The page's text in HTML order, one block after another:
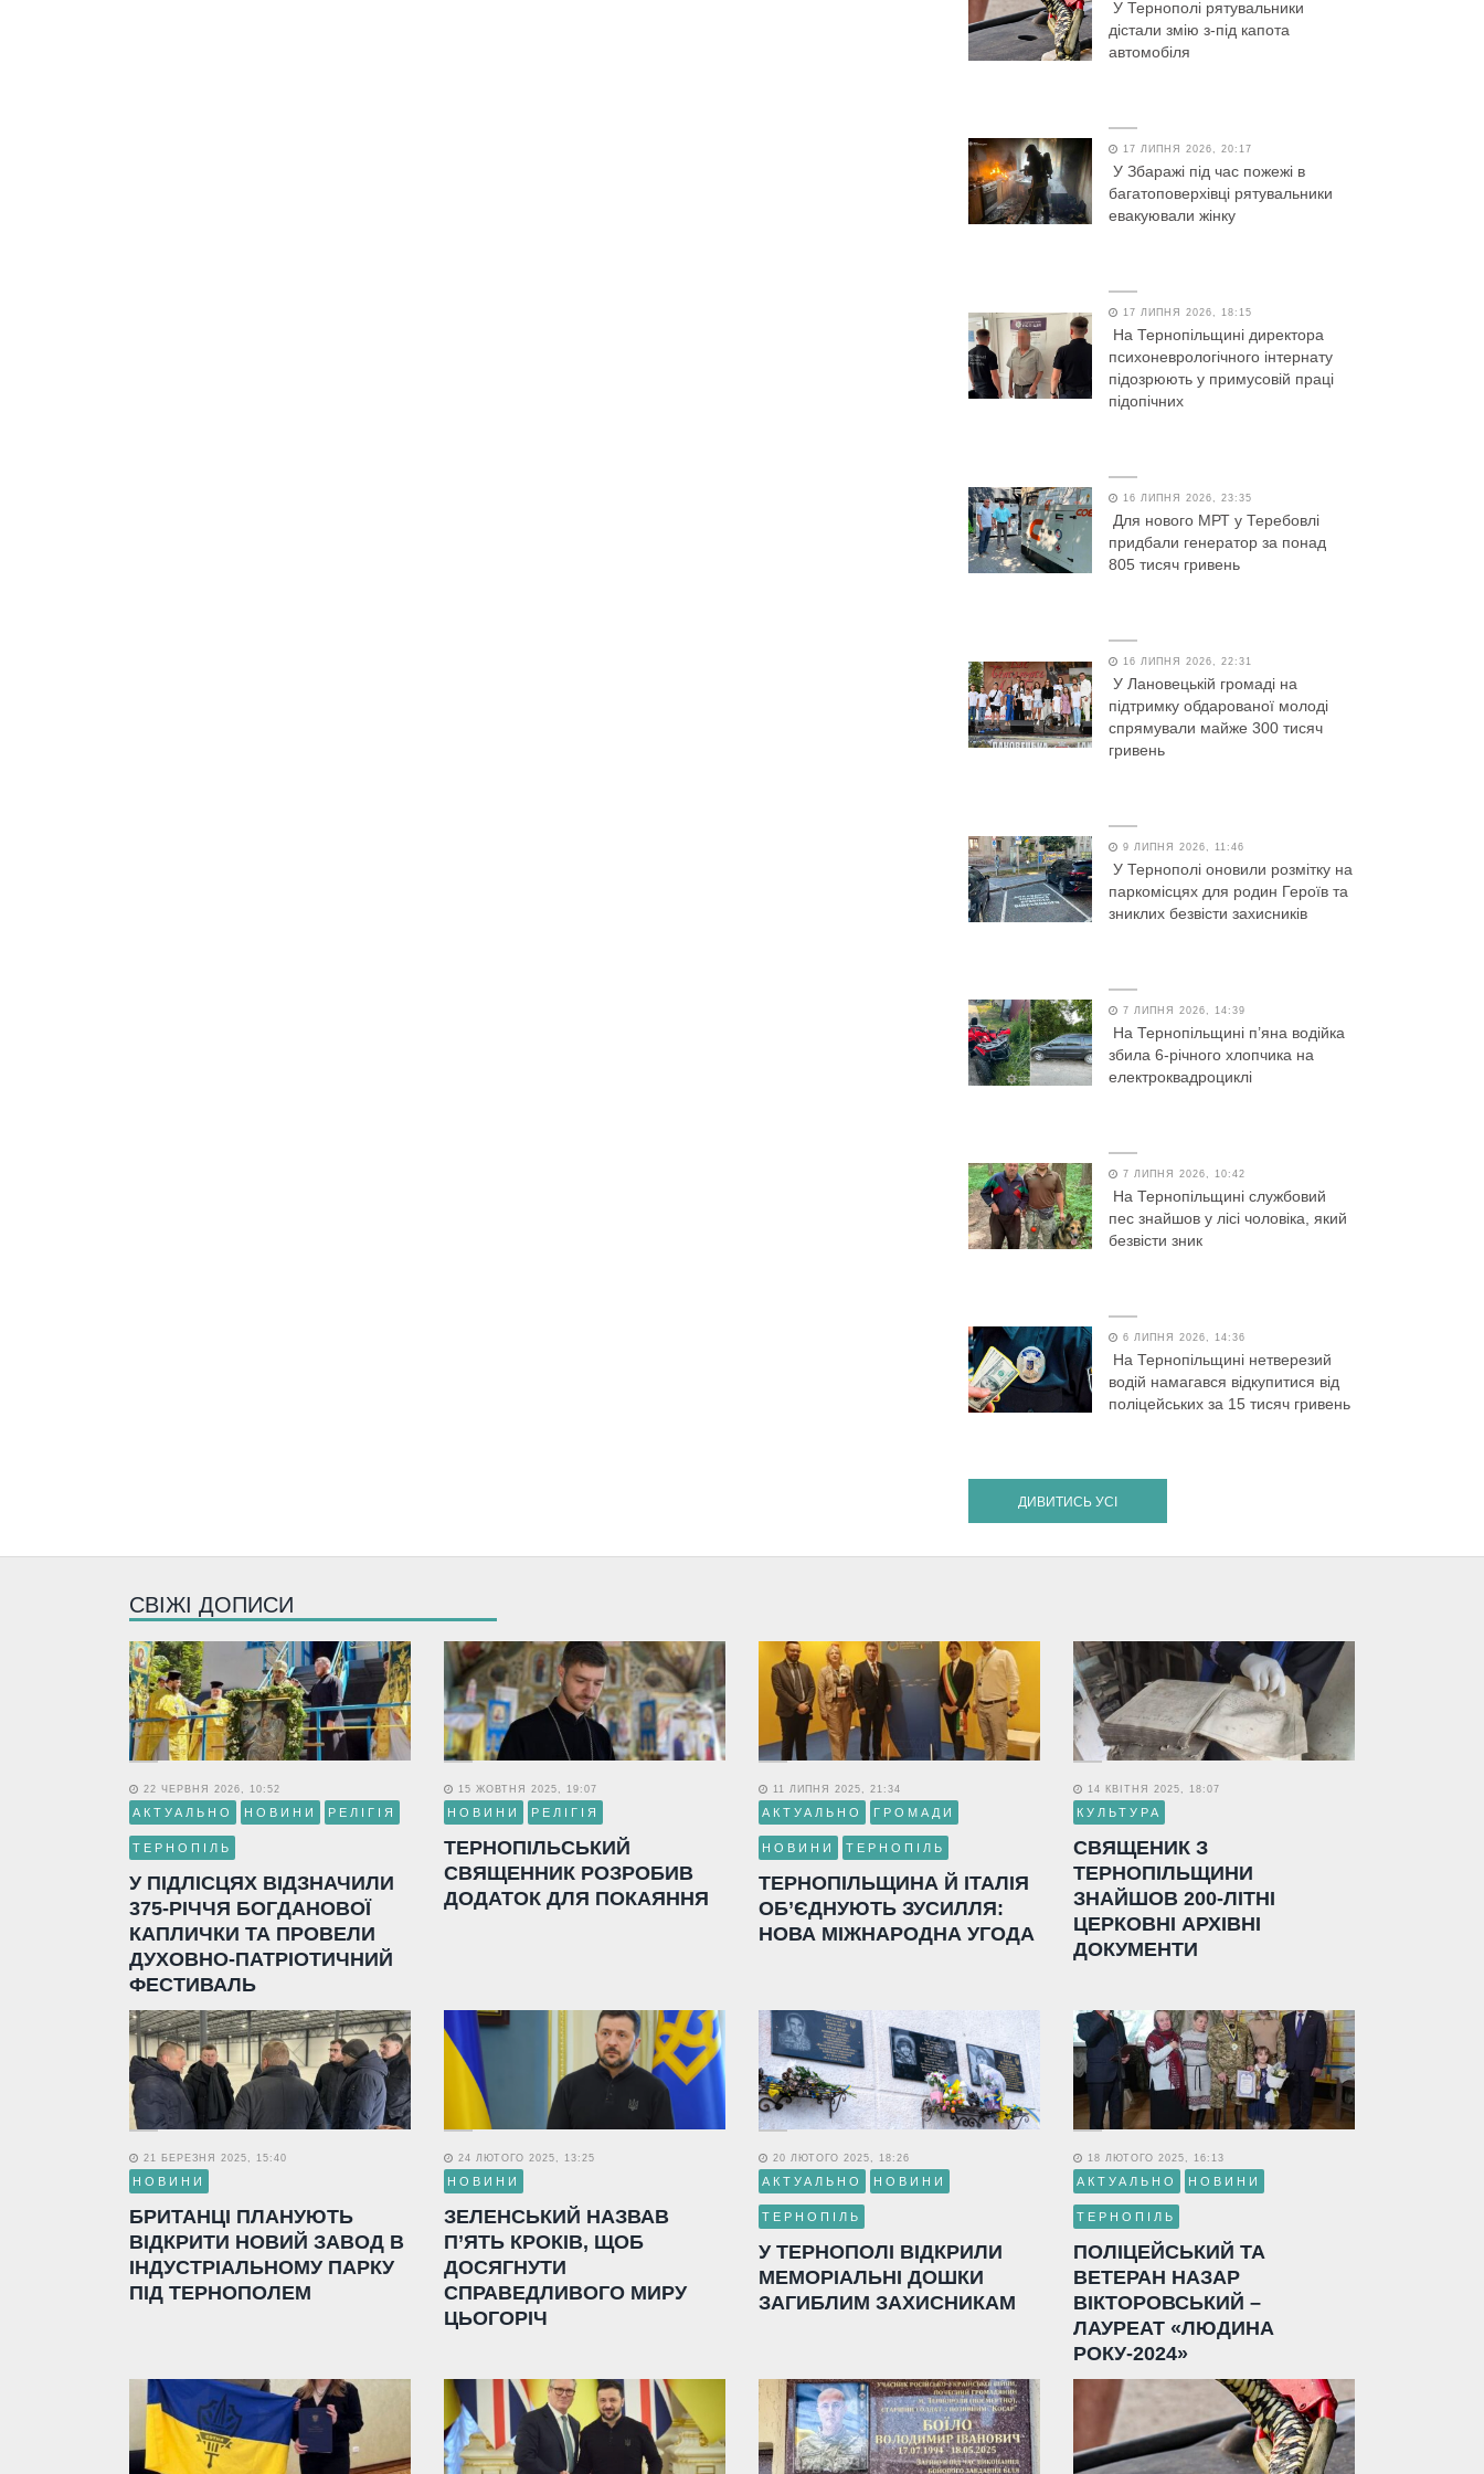
У Тернополі рятувальники
дістали змію з-під капота
автомобіля
17 ЛИПНЯ 2026, 20:17
У Збаражі під час пожежі в
багатоповерхівці рятувальники
евакуювали жінку
17 ЛИПНЯ 2026, 18:15
На Тернопільщині директора
психоневрологічного інтернату
підозрюють у примусовій праці
підопічних
16 ЛИПНЯ 2026, 23:35
Для нового МРТ у Теребовлі
придбали генератор за понад
805 тисяч гривень
16 ЛИПНЯ 2026, 22:31
У Лановецькій громаді на
підтримку обдарованої молоді
спрямували майже 300 тисяч
гривень
9 ЛИПНЯ 2026, 11:46
У Тернополі оновили розмітку на
паркомісцях для родин Героїв та
зниклих безвісти захисників
7 ЛИПНЯ 2026, 14:39
На Тернопільщині п’яна водійка
збила 6-річного хлопчика на
електроквадроциклі
7 ЛИПНЯ 2026, 10:42
На Тернопільщині службовий
пес знайшов у лісі чоловіка, який
безвісти зник
6 ЛИПНЯ 2026, 14:36
На Тернопільщині нетверезий
водій намагався відкупитися від
поліцейських за 15 тисяч гривень
ДИВИТИСЬ УСІ
СВІЖІ ДОПИСИ
22 ЧЕРВНЯ 2026, 10:52
АКТУАЛЬНО НОВИНИ РЕЛІГІЯ
ТЕРНОПІЛЬ
У ПІДЛІСЦЯХ ВІДЗНАЧИЛИ
375-РІЧЧЯ БОГДАНОВОЇ
КАПЛИЧКИ ТА ПРОВЕЛИ
ДУХОВНО-ПАТРІОТИЧНИЙ
ФЕСТИВАЛЬ
15 ЖОВТНЯ 2025, 19:07
НОВИНИ РЕЛІГІЯ
ТЕРНОПІЛЬСЬКИЙ
СВЯЩЕННИК РОЗРОБИВ
ДОДАТОК ДЛЯ ПОКАЯННЯ
11 ЛИПНЯ 2025, 21:34
АКТУАЛЬНО ГРОМАДИ
НОВИНИ ТЕРНОПІЛЬ
ТЕРНОПІЛЬЩИНА Й ІТАЛІЯ
ОБ’ЄДНУЮТЬ ЗУСИЛЛЯ:
НОВА МІЖНАРОДНА УГОДА
14 КВІТНЯ 2025, 18:07
КУЛЬТУРА
СВЯЩЕНИК З
ТЕРНОПІЛЬЩИНИ
ЗНАЙШОВ 200-ЛІТНІ
ЦЕРКОВНІ АРХІВНІ
ДОКУМЕНТИ
21 БЕРЕЗНЯ 2025, 15:40
НОВИНИ
БРИТАНЦІ ПЛАНУЮТЬ
ВІДКРИТИ НОВИЙ ЗАВОД В
ІНДУСТРІАЛЬНОМУ ПАРКУ
ПІД ТЕРНОПОЛЕМ
24 ЛЮТОГО 2025, 13:25
НОВИНИ
ЗЕЛЕНСЬКИЙ НАЗВАВ
П’ЯТЬ КРОКІВ, ЩОБ
ДОСЯГНУТИ
СПРАВЕДЛИВОГО МИРУ
ЦЬОГОРІЧ
20 ЛЮТОГО 2025, 18:26
АКТУАЛЬНО НОВИНИ
ТЕРНОПІЛЬ
У ТЕРНОПОЛІ ВІДКРИЛИ
МЕМОРІАЛЬНІ ДОШКИ
ЗАГИБЛИМ ЗАХИСНИКАМ
18 ЛЮТОГО 2025, 16:13
АКТУАЛЬНО НОВИНИ
ТЕРНОПІЛЬ
ПОЛІЦЕЙСЬКИЙ ТА
ВЕТЕРАН НАЗАР
ВІКТОРОВСЬКИЙ –
ЛАУРЕАТ «ЛЮДИНА
РОКУ-2024»